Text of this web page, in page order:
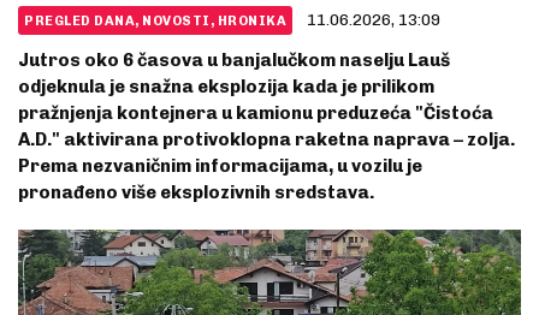
PREGLED DANA, NOVOSTI, HRONIKA 11.06.2026, 13:09
Jutros oko 6 časova u banjalučkom naselju Lauš
odjeknula je snažna eksplozija kada je prilikom
pražnjenja kontejnera u kamionu preduzeća "Čistoća
A.D." aktivirana protivoklopna raketna naprava – zolja.
Prema nezvaničnim informacijama, u vozilu je
pronađeno više eksplozivnih sredstava.